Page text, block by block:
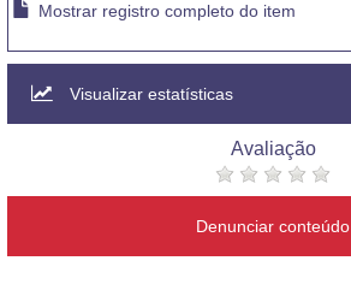
Mostrar registro completo do item
Visualizar estatísticas
Avaliação
Denunciar conteúdo